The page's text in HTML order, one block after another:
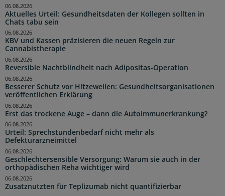
Aktuelles Urteil: Gesundheitsdaten der Kollegen sollten in
Chats tabu sein
06.08.2026
KBV und Kassen präzisieren die neuen Regeln zur
Cannabistherapie
06.08.2026
Reversible Nachtblindheit nach Adipositas-Operation
06.08.2026
Besserer Schutz vor Hitzewellen: Gesundheitsorganisationen
veröffentlichen Erklärung
06.08.2026
Erst das trockene Auge – dann die Autoimmunerkrankung?
06.08.2026
Urteil: Sprechstundenbedarf nicht mehr als
Defekturarzneimittel
06.08.2026
Geschlechtersensible Versorgung: Warum sie auch in der
orthopädischen Reha wichtiger wird
06.08.2026
Zusatznutzten für Teplizumab nicht quantifizierbar
06.08.2026